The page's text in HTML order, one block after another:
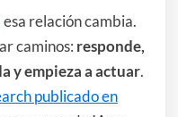
esa relación cambia.
caminos: responde,
y empieza a actuar.
publicado en